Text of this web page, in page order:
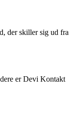
der skiller sig ud fra
er Devi Kontakt